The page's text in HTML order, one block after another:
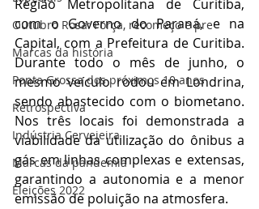
Outubro Rosa: Força, recomeço e pre
Marcas da história
Ponta Grossa dos próximos 10 anos
Retrospectiva
Indústria Cervejeira
Marcas da pandemia
Eleições 2022
Região Metropolitana de Curitiba,
com o Governo do Paraná, e na
Capital, com a Prefeitura de Curitiba.
Durante todo o mês de junho, o
mesmo veículo rodou em Londrina,
sendo abastecido com o biometano.
Nos três locais foi demonstrada a
viabilidade da utilização do ônibus a
gás em linhas complexas e extensas,
garantindo a autonomia e a menor
emissão de poluição na atmosfera.